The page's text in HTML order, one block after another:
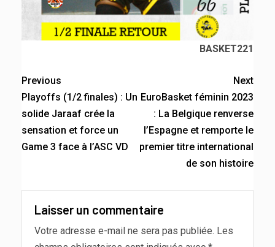
BASKET221
Previous
Playoffs (1/2 finales) : Un
solide Jaraaf crée la
sensation et force un
Game 3 face à l’ASC VD
Next
EuroBasket féminin 2023
: La Belgique renverse
l’Espagne et remporte le
premier titre international
de son histoire
Laisser un commentaire
Votre adresse e-mail ne sera pas publiée. Les